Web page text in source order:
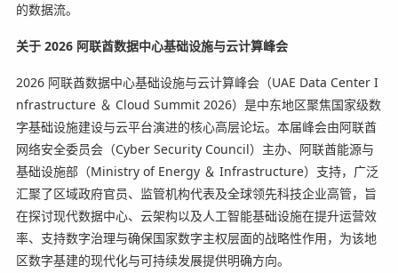
的数据流。
关于 2026 阿联酋数据中心基础设施与云计算峰会
2026 阿联酋数据中心基础设施与云计算峰会（UAE Data Center I
nfrastructure ＆ Cloud Summit 2026）是中东地区聚焦国家级数
字基础设施建设与云平台演进的核心高层论坛。本届峰会由阿联酋
网络安全委员会（Cyber Security Council）主办、阿联酋能源与
基础设施部（Ministry of Energy ＆ Infrastructure）支持，广泛
汇聚了区域政府官员、监管机构代表及全球领先科技企业高管，旨
在探讨现代数据中心、云架构以及人工智能基础设施在提升运营效
率、支持数字治理与确保国家数字主权层面的战略性作用，为该地
区数字基建的现代化与可持续发展提供明确方向。